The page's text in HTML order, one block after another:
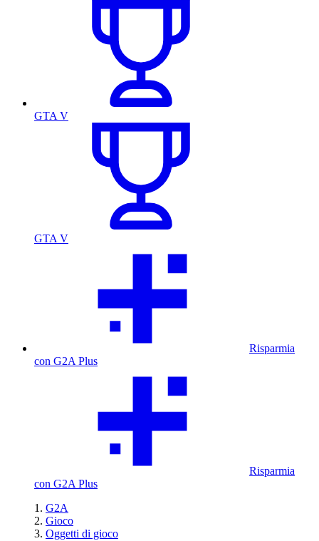
GTA V
GTA V
Risparmia
con G2A Plus
Risparmia
con G2A Plus
G2A
Gioco
Oggetti di gioco